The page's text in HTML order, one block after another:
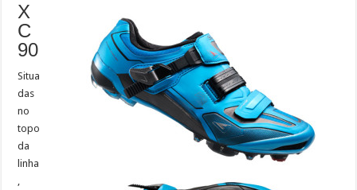
X
C
90
Situa
das
no
topo
da
linha
,